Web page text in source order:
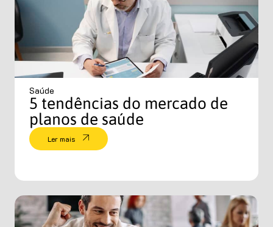
Saúde
5 tendências do mercado de
planos de saúde
Ler mais